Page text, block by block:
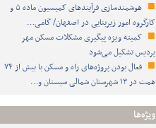
هوشمندسازی فرآیندهای کمیسیون ماده ۵ و
کارگروه امور زیربنایی در اصفهان/ گامی…
کمیته ویژه پیگیری مشکلات مسکن مهر
پردیس تشکیل می‌شود
فعال بودن پروژه‌های راه و مسکن با بیش از ۷۴
همت در ۱۳ شهرستان شمالی سیستان و…
ویژه‌ها